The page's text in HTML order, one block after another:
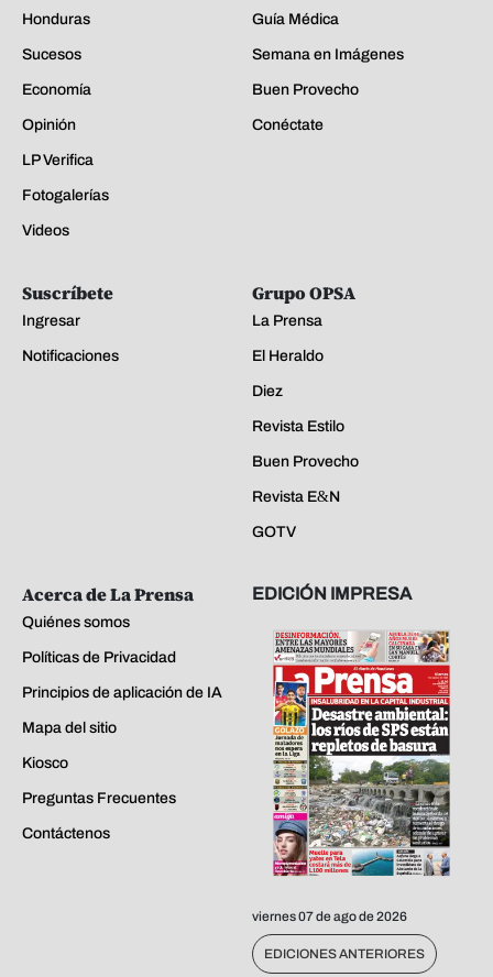
Honduras
Sucesos
Economía
Opinión
LP Verifica
Fotogalerías
Videos
Guía Médica
Semana en Imágenes
Buen Provecho
Conéctate
Suscríbete
Ingresar
Notificaciones
Grupo OPSA
La Prensa
El Heraldo
Diez
Revista Estilo
Buen Provecho
Revista E&N
GOTV
Acerca de La Prensa
Quiénes somos
Políticas de Privacidad
Principios de aplicación de IA
Mapa del sitio
Kiosco
Preguntas Frecuentes
Contáctenos
EDICIÓN IMPRESA
viernes 07 de ago de 2026
EDICIONES ANTERIORES